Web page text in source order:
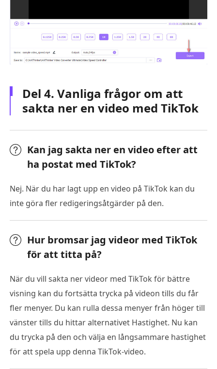
Del 4. Vanliga frågor om att
sakta ner en video med TikTok
Kan jag sakta ner en video efter att
ha postat med TikTok?
Nej. När du har lagt upp en video på TikTok kan du
inte göra fler redigeringsåtgärder på den.
Hur bromsar jag videor med TikTok
för att titta på?
När du vill sakta ner videor med TikTok för bättre
visning kan du fortsätta trycka på videon tills du får
fler menyer. Du kan rulla dessa menyer från höger till
vänster tills du hittar alternativet Hastighet. Nu kan
du trycka på den och välja en långsammare hastighet
för att spela upp denna TikTok-video.